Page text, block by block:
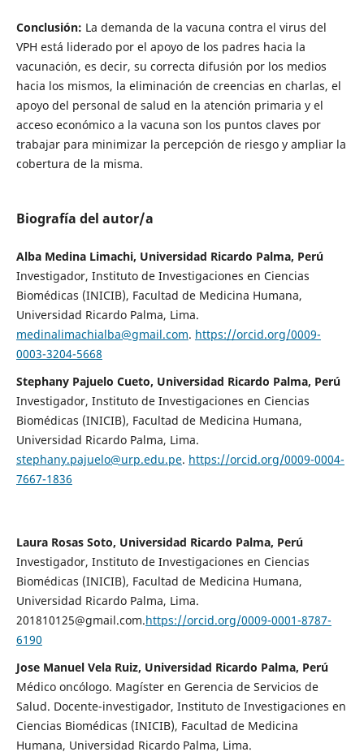
Conclusión: La demanda de la vacuna contra el virus del
VPH está liderado por el apoyo de los padres hacia la
vacunación, es decir, su correcta difusión por los medios
hacia los mismos, la eliminación de creencias en charlas, el
apoyo del personal de salud en la atención primaria y el
acceso económico a la vacuna son los puntos claves por
trabajar para minimizar la percepción de riesgo y ampliar la
cobertura de la misma.
Biografía del autor/a
Alba Medina Limachi, Universidad Ricardo Palma, Perú
Investigador, Instituto de Investigaciones en Ciencias
Biomédicas (INICIB), Facultad de Medicina Humana,
Universidad Ricardo Palma, Lima.
medinalimachialba@gmail.com. https://orcid.org/0009-
0003-3204-5668
Stephany Pajuelo Cueto, Universidad Ricardo Palma, Perú
Investigador, Instituto de Investigaciones en Ciencias
Biomédicas (INICIB), Facultad de Medicina Humana,
Universidad Ricardo Palma, Lima.
stephany.pajuelo@urp.edu.pe. https://orcid.org/0009-0004-
7667-1836
Laura Rosas Soto, Universidad Ricardo Palma, Perú
Investigador, Instituto de Investigaciones en Ciencias
Biomédicas (INICIB), Facultad de Medicina Humana,
Universidad Ricardo Palma, Lima.
201810125@gmail.com.https://orcid.org/0009-0001-8787-
6190
Jose Manuel Vela Ruiz, Universidad Ricardo Palma, Perú
Médico oncólogo. Magíster en Gerencia de Servicios de
Salud. Docente-investigador, Instituto de Investigaciones en
Ciencias Biomédicas (INICIB), Facultad de Medicina
Humana, Universidad Ricardo Palma, Lima.